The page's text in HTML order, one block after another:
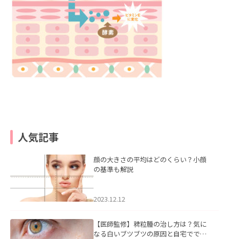
人気記事
顔の大きさの平均はどのくらい？小顔
の基準も解説
2023.12.12
【医師監修】稗粒腫の治し方は？気に
なる白いブツブツの原因と自宅ででき